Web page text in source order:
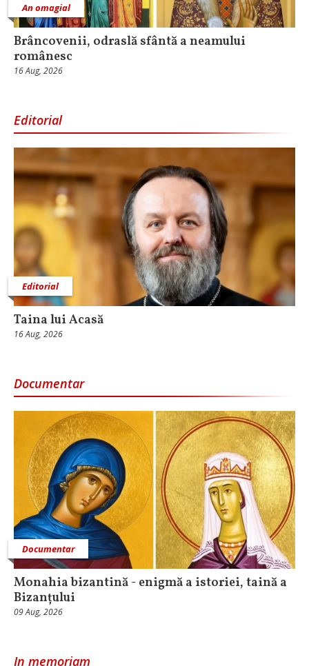
An omagial
Brâncovenii, odraslă sfântă a neamului
românesc
16 Aug, 2026
Editorial
Editorial
Taina lui Acasă
16 Aug, 2026
Documentar
Documentar
Monahia bizantină - enigmă a istoriei, taină a
Bizanțului
09 Aug, 2026
In memoriam